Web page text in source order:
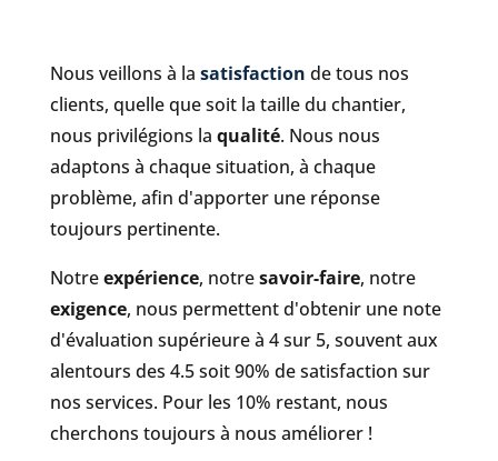
Nous veillons à la satisfaction de tous nos
clients, quelle que soit la taille du chantier,
nous privilégions la qualité. Nous nous
adaptons à chaque situation, à chaque
problème, afin d'apporter une réponse
toujours pertinente.
Notreexpérience, notresavoir-faire, notre
exigence, nous permettent d'obtenir une note
d'évaluation supérieure à 4 sur 5, souvent aux
alentours des 4.5 soit 90% de satisfaction sur
nos services. Pour les 10% restant, nous
cherchons toujours à nous améliorer !